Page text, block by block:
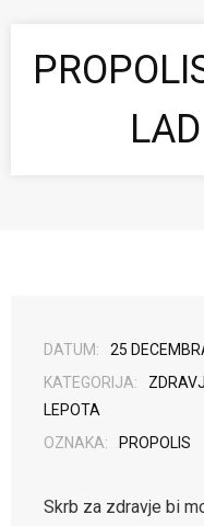
DATUM:
25
KATEGORIJA:
LEPOTA
OZNAKA:
PROPOLIS
Skrb za zdravje bi